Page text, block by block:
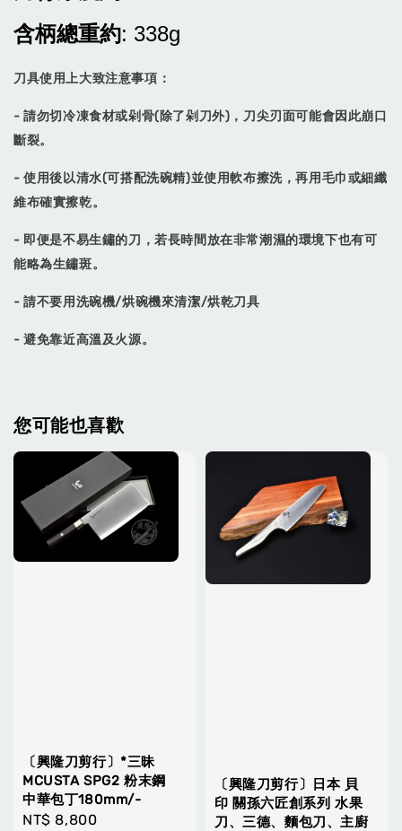
含柄總重約: 338g
刀具使用上大致注意事項：
- 請勿切冷凍食材或剁骨(除了剁刀外)，刀尖刃面可能會因此崩口
斷裂。
- 使用後以清水(可搭配洗碗精)並使用軟布擦洗，再用毛巾或細纖
維布確實擦乾。
- 即便是不易生鏽的刀，若長時間放在非常潮濕的環境下也有可
能略為生鏽斑。
- 請不要用洗碗機/烘碗機來清潔/烘乾刀具
- 避免靠近高溫及火源。
您可能也喜歡
〔興隆刀剪行〕*三昧
MCUSTA SPG2 粉末鋼
中華包丁180mm/-
Regular
NT$ 8,800
〔興隆刀剪行〕日本 貝
印 關孫六匠創系列 水果
刀、三德、麵包刀、主廚